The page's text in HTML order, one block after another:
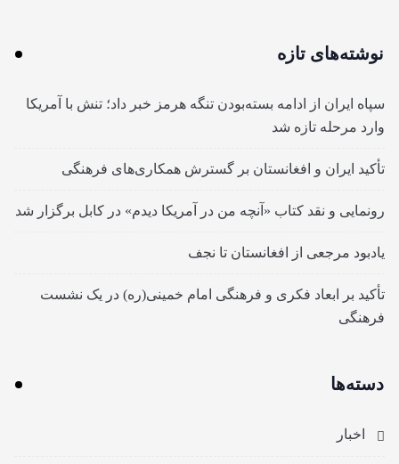
نوشته‌های تازه
سپاه ایران از ادامه بسته‌بودن تنگه هرمز خبر داد؛ تنش با آمریکا
وارد مرحله تازه شد
تأکید ایران و افغانستان بر گسترش همکاری‌های فرهنگی
رونمایی و نقد کتاب «آنچه من در آمریکا دیدم» در کابل برگزار شد
یادبود مرجعی از افغانستان تا نجف
تأکید بر ابعاد فکری و فرهنگی امام خمینی(ره) در یک نشست
فرهنگی
دسته‌ها
اخبار